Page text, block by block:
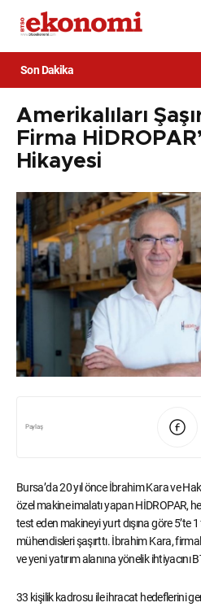
Son Dakika
Amerikalıları
Firma
Hikayesi
Paylaş
Bursa’da 20 yıl önce İbrahim Kara ve
özel makine imalatı yapan HİDROPAR,
test eden makineyi yurt dışına göre 5’te
mühendisleri şaşırttı. İbrahim Kara,
ve yeni yatırım alanına yönelik ihtiyacını
33 kişilik kadrosu ile ihracat hedeflerini